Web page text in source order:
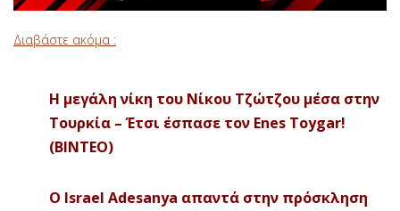
Διαβάστε ακόμα :
H μεγάλη νίκη του Νίκου Τζώτζου μέσα στην
Τουρκία – Έτσι έσπασε τον Enes Toygar!
(BINTEO)
Ο Israel Adesanya απαντά στην πρόσκληση